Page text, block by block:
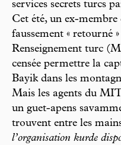
services secrets turcs
Cet été, un ex-
faussement « retourné
Renseignement turc
censée permettre la
Bayik dans les
Mais les agents du
un guet-apens
trouvent entre les
l’organisation kurde